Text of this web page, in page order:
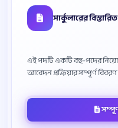
সার্কুলারের
এই পদটি একটি বহু-পদের